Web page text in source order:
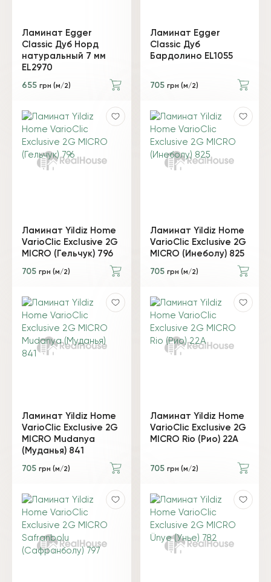
Ламинат Egger
Classic Дуб Норд
натуральный 7 мм
EL2970
655 грн (м/2)
Ламинат Egger
Classic Дуб
Бардолино EL1055
705 грн (м/2)
Ламинат Yildiz Home
VarioClic Exclusive 2G
MICRO (Гельчук) 796
705 грн (м/2)
Ламинат Yildiz Home
VarioClic Exclusive 2G
MICRO (Инеболу) 825
705 грн (м/2)
Ламинат Yildiz Home
VarioClic Exclusive 2G
MICRO Mudanya
(Муданья) 841
705 грн (м/2)
Ламинат Yildiz Home
VarioClic Exclusive 2G
MICRO Rio (Рио) 22A
705 грн (м/2)